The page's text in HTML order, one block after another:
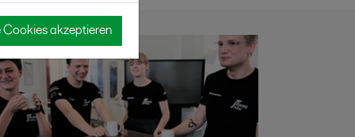
Cookies akzeptieren